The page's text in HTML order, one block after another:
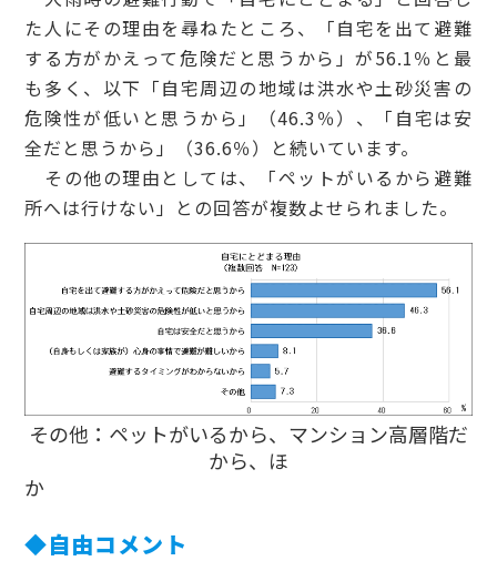
た人にその理由を尋ねたところ、「自宅を出て避難
する方がかえって危険だと思うから」が56.1％と最
も多く、以下「自宅周辺の地域は洪水や土砂災害の
危険性が低いと思うから」（46.3％）、「自宅は安
全だと思うから」（36.6％）と続いています。
その他の理由としては、「ペットがいるから避難
所へは行けない」との回答が複数よせられました。
その他：ペットがいるから、マンション高層階だ
から、ほ
◆自由コメント